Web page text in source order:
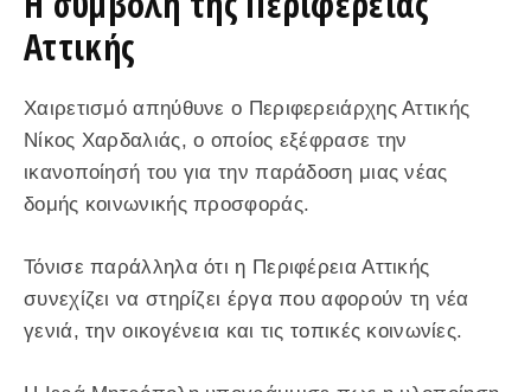
Αττικής
Χαιρετισμό απηύθυνε ο Περιφερειάρχης Αττικής
Νίκος Χαρδαλιάς, ο οποίος εξέφρασε την
ικανοποίησή του για την παράδοση μιας νέας
δομής κοινωνικής προσφοράς.
Τόνισε παράλληλα ότι η Περιφέρεια Αττικής
συνεχίζει να στηρίζει έργα που αφορούν τη νέα
γενιά, την οικογένεια και τις τοπικές κοινωνίες.